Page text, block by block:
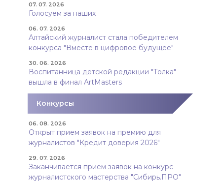
07. 07. 2026
Голосуем за наших
06. 07. 2026
Алтайский журналист стала победителем
конкурса "Вместе в цифровое будущее"
30. 06. 2026
Воспитанница детской редакции "Толка"
вышла в финал ArtMasters
Конкурсы
06. 08. 2026
Открыт прием заявок на премию для
журналистов "Кредит доверия 2026"
29. 07. 2026
Заканчивается прием заявок на конкурс
журналистского мастерства "Сибирь.ПРО"